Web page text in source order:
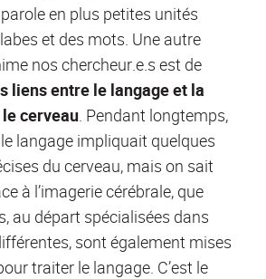
en plus petites unités
et des mots. Une autre
nos chercheur.e.s est de
liens entre le langage et la
cerveau . Pendant longtemps,
langage impliquait quelques
du cerveau, mais on sait
à l’imagerie cérébrale, que
au départ spécialisées dans
sont également mises
traiter le langage. C’est le